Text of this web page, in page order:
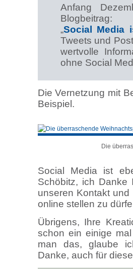
Anfang
Blogbeitrag:
„Social Media
Tweets und
wertvolle
ohne Social
Die Vernetzung mit
Beispiel.
Die
Social Media ist
Schöbitz, ich Danke
unseren Kontakt
online stellen zu
Übrigens, Ihre
schon ein einige mal
man das, glaube
Danke, auch für